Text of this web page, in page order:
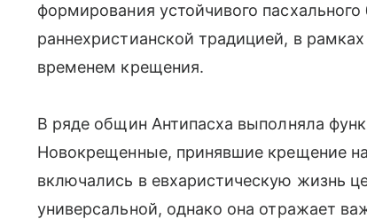
формирования устойчивого
раннехристианской традицией, в
временем крещения.
В ряде общин Антипасха выполняла
Новокрещенные, принявшие крещение на
включались в евхаристическую жизнь
универсальной, однако она отражает